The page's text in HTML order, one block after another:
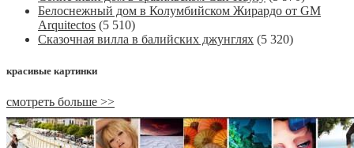
Белоснежный дом в Колумбийском Жирардо от GM
Arquitectos (5 510)
Сказочная вилла в балийских джунглях (5 320)
красивые картинки
смотреть больше >>